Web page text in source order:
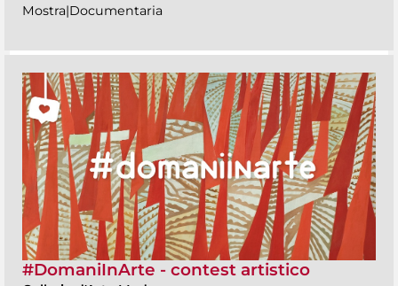
Mostra|Documentaria
#DomaniInArte - contest artistico